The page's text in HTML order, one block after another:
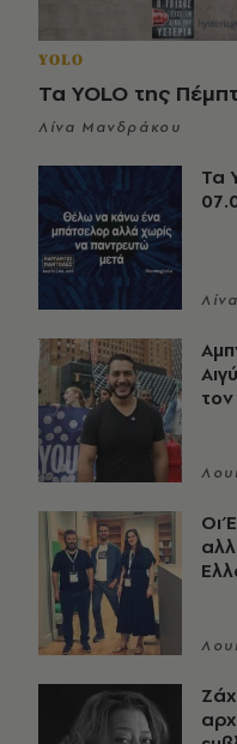
YOLO
Τα YOLO της
Λίνα Μανδράκου
Τα
Οι